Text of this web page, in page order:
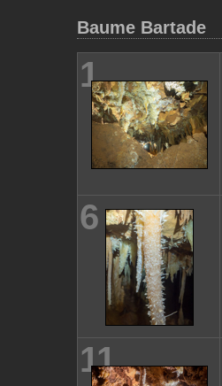
Baume Bartade
1
6
11